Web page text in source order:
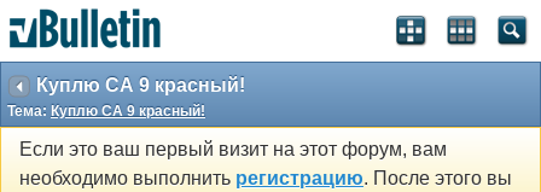
Куплю СА 9 красный!
Тема: Куплю СА 9 красный!
Если это ваш первый визит на этот форум, вам
необходимо выполнить регистрацию. После этого вы